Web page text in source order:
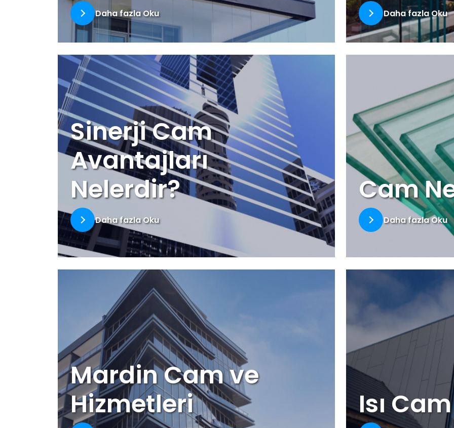
Daha fazla Oku Daha fazla Oku
Sinerji Cam
Avantajları
Nelerdir?
Daha fazla Oku
Cam
Daha fazla Oku
Mardin Cam ve
Hizmetleri
Isı